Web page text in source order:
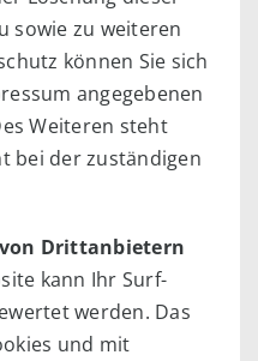
sowie zu weiteren
können Sie sich
angegebenen
Weiteren steht
bei der zuständigen
Drittanbietern
kann Ihr Surf-
werden. Das
und mit